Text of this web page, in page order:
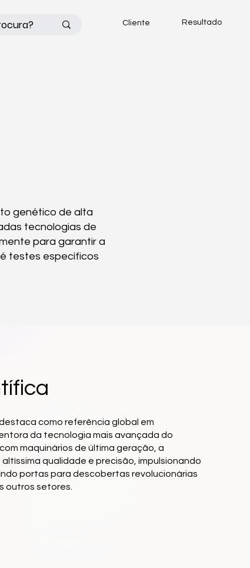
Cliente Resultado
genético de alta
tecnologias de
para garantir a
testes específicos
como referência global em
da tecnologia mais avançada do
maquinários de última geração, a
qualidade e precisão, impulsionando
portas para descobertas revolucionárias
outros setores.